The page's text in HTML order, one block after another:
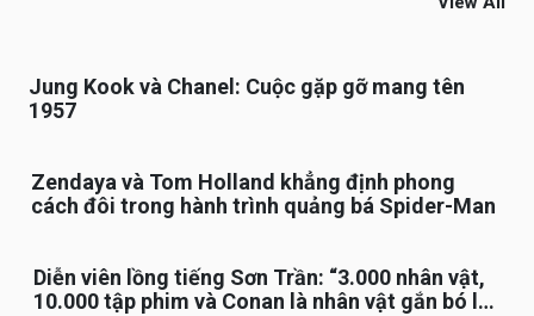
Jung Kook và Chanel: Cuộc gặp gỡ mang tên
1957
Zendaya và Tom Holland khẳng định phong
cách đôi trong hành trình quảng bá Spider-Man
Diễn viên lồng tiếng Sơn Trần: “3.000 nhân vật,
10.000 tập phim và Conan là nhân vật gắn bó lâu